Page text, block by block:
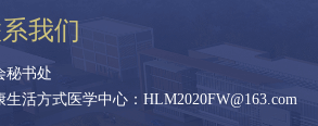
我们
秘书处
生活方式医学中心：HLM2020FW@163.com